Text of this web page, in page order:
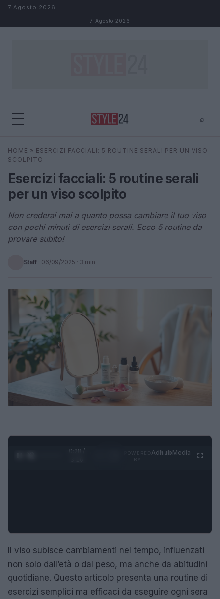
Salta al contenuto
7 Agosto 2026
7 Agosto 2026
⌕
Cerca ⌕ ×
HOME » ESERCIZI FACCIALI: 5 ROUTINE SERALI PER UN VISO
SCOLPITO
Esercizi facciali: 5 routine serali
per un viso scolpito
Non crederai mai a quanto possa cambiare il tuo viso
con pochi minuti di esercizi serali. Ecco 5 routine da
provare subito!
Staff · 06/09/2025 · 3 min
0:29 /
AdhubMedia
Il viso subisce cambiamenti nel tempo, influenzati
non solo dall’età o dal peso, ma anche da abitudini
quotidiane. Questo articolo presenta una routine di
esercizi semplici ma efficaci da eseguire ogni sera